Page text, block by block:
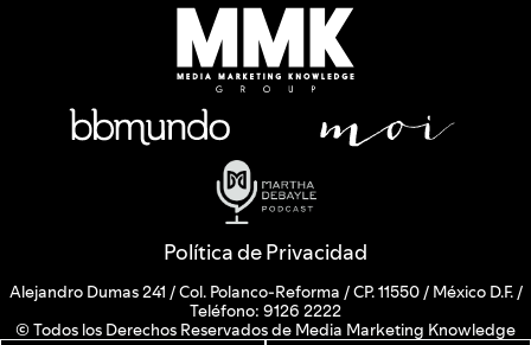
Política de Privacidad
Alejandro Dumas 241 / Col. Polanco-Reforma / CP. 11550 / México D.F. /
Teléfono: 9126 2222
© Todos los Derechos Reservados de Media Marketing Knowledge